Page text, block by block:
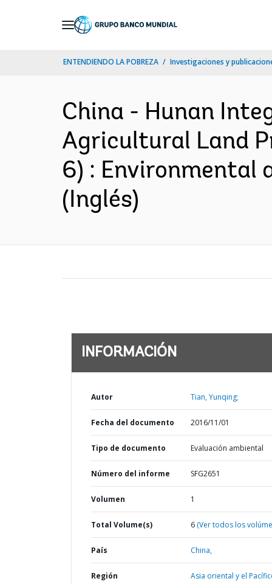
ENTENDIENDO LA POBREZA Investigaciones y
China - Hunan
Agricultural Land
6) : Environmental
(Inglés)
INFORMACIÓN
Autor Tian, Yunqing;
Fecha del documento 2016/11/01
Tipo de documento Evaluación ambiental
Número del informe SFG2651
Volumen 1
Total Volume(s) 6 (Ver todos los
País China,
Región Asia oriental y el